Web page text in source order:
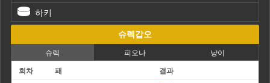
하키
슈렉갑오
슈렉 피오나 냥이
회차 패 결과